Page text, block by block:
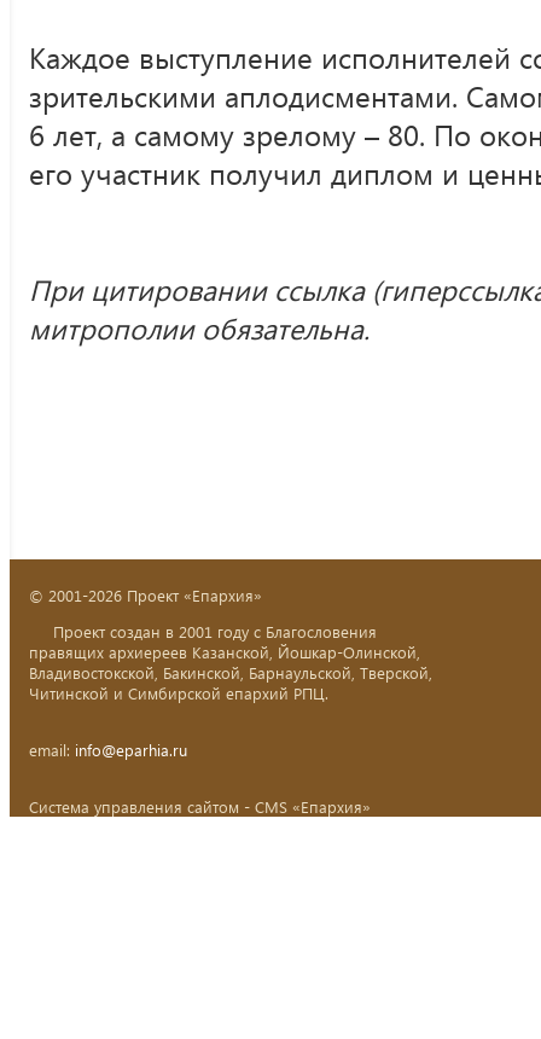
Каждое выступление исполнителей
зрительскими аплодисментами.
6 лет, а самому зрелому – 80. По
его участник получил диплом и
При цитировании ссылка
митрополии обязательна.
© 2001-2026 Проект «Епархия»
Проект создан в 2001 году с Благословения
правящих архиереев Казанской, Йошкар-Олинской,
Владивостокской, Бакинской, Барнаульской, Тверской,
Читинской и Симбирской епархий РПЦ.
email: info@eparhia.ru
Система управления сайтом - CMS «Епархия»